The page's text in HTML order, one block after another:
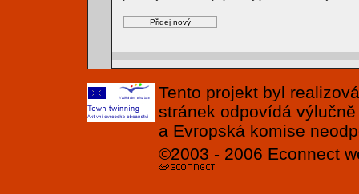
Tento projekt byl
stránek odpovídá
a Evropská komise
©2003 - 2006 Econnect